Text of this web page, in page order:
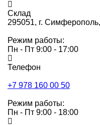
Склад
295051, г.
Режим работы:
Пн - Пт 9:00 - 17:00
Телефон
+7 978 160 00 50
Режим работы:
Пн - Пт 9:00 - 18:00